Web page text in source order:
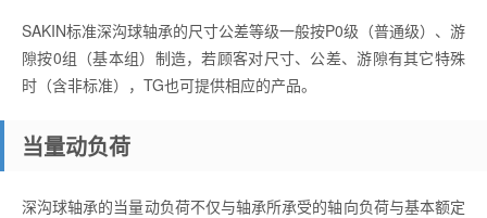
SAKIN标准深沟球轴承的尺寸公差等级一般按P0级（普通级）、游
隙按0组（基本组）制造，若顾客对尺寸、公差、游隙有其它特殊
时（含非标准），TG也可提供相应的产品。
当量动负荷
深沟球轴承的当量动负荷不仅与轴承所承受的轴向负荷与基本额定